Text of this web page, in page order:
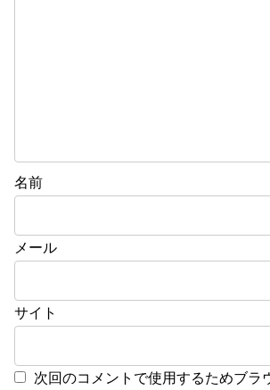
名前
メール
サイト
次回のコメントで使用するためブラ